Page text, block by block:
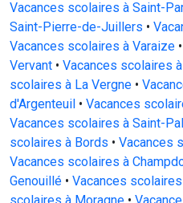
Vacances scolaires à Saint-
Saint-Pierre-de-Juillers •
Vacances scolaires à Varaize •
Vervant • Vacances scolaires
scolaires à La Vergne •
d'Argenteuil • Vacances
Vacances scolaires à Saint-
scolaires à Bords • Vacances
Vacances scolaires à
Genouillé • Vacances